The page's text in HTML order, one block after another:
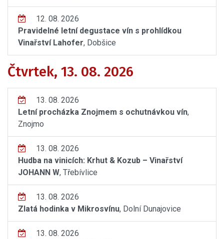
12. 08. 2026
Pravidelné letní degustace vín s prohlídkou
Vinařství Lahofer, Dobšice
Čtvrtek, 13. 08. 2026
13. 08. 2026
Letní procházka Znojmem s ochutnávkou vín,
Znojmo
13. 08. 2026
Hudba na vinicích: Krhut & Kozub – Vinařství
JOHANN W, Třebívlice
13. 08. 2026
Zlatá hodinka v Mikrosvínu, Dolní Dunajovice
13. 08. 2026